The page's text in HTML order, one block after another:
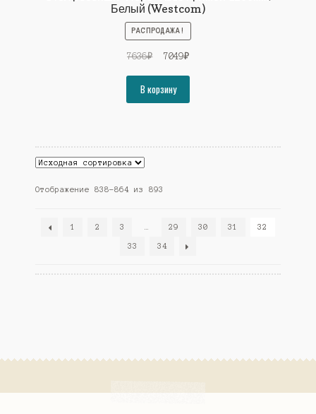
Белый (Westcom)
РАСПРОДАЖА!
7636₽
Первоначальная
составляла
7636₽.
7049₽Текущая
В корзину
Отображение 838–864 из 893
1 2 3 29 30 31 32
33 34